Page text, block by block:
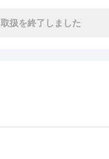
取扱を終了しました